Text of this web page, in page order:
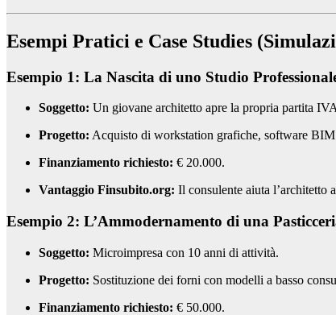
Esempi Pratici e Case Studies
Esempio 1: La Nascita di uno Studio
Soggetto: Un giovane architetto apre la propria partita
Progetto: Acquisto di workstation grafiche, software
Finanziamento richiesto: € 20.000.
Vantaggio Finsubito.org: Il consulente aiuta l’architetto
Esempio 2: L’Ammodernamento di una
Soggetto: Microimpresa con 10 anni di attività.
Progetto: Sostituzione dei forni con modelli a basso
Finanziamento richiesto: € 50.000.